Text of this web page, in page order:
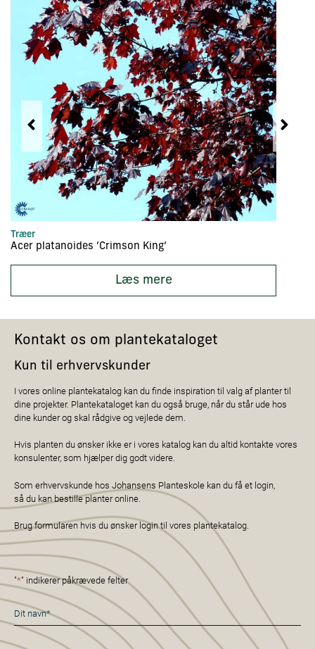
Træer
Acer platanoides ‘Crimson King’
Læs mere
Kontakt os om plantekataloget
Kun til erhvervskunder
I vores online plantekatalog kan du finde inspiration til valg af planter til
dine projekter. Plantekataloget kan du også bruge, når du står ude hos
dine kunder og skal rådgive og vejlede dem.
Hvis planten du ønsker ikke er i vores katalog kan du altid kontakte vores
konsulenter, som hjælper dig godt videre.
Som erhvervskunde hos Johansens Planteskole kan du få et login,
så du kan bestille planter online.
Brug formularen hvis du ønsker login til vores plantekatalog.
"*" indikerer påkrævede felter
Navn
*